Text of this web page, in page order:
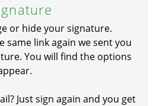
or hide your signature.
same link again we sent you
You will find the options
Just sign again and you get